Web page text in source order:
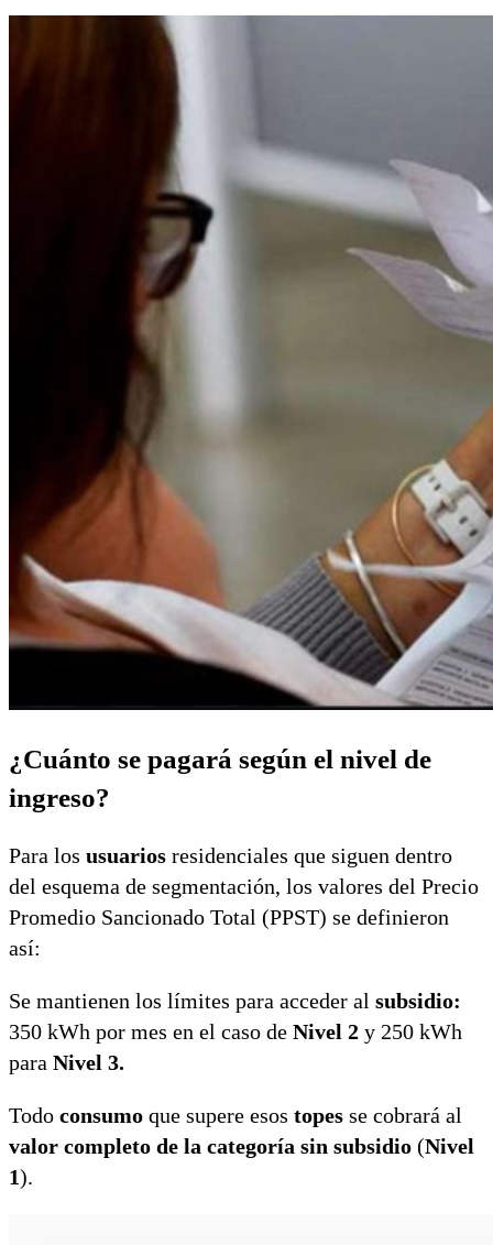
¿Cuánto se pagará según el nivel de
ingreso?
Para los usuarios residenciales que siguen dentro
del esquema de segmentación, los valores del Precio
Promedio Sancionado Total (PPST) se definieron
así:
Se mantienen los límites para acceder al subsidio:
350 kWh por mes en el caso de Nivel 2 y 250 kWh
para Nivel 3.
Todo consumo que supere esos topes se cobrará al
valor completo de la categoría sin subsidio (Nivel
1).